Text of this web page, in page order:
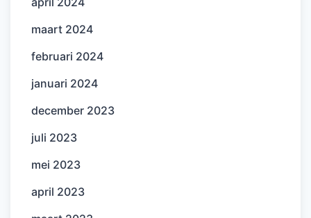
maart 2024
februari 2024
januari 2024
december 2023
juli 2023
mei 2023
april 2023